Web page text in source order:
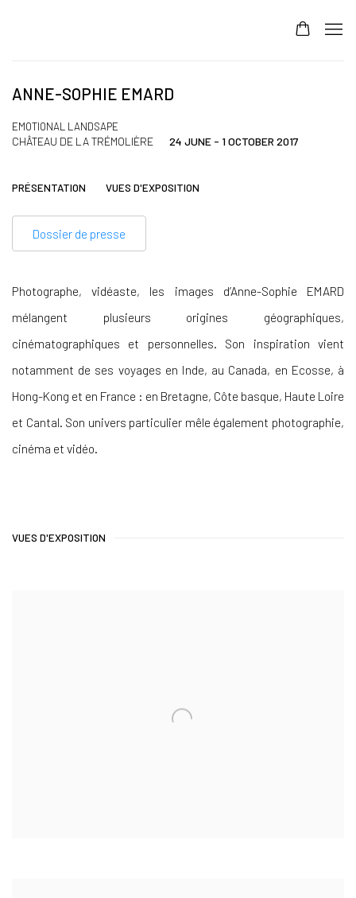
ANNE-SOPHIE EMARD
EMOTIONAL LANDSAPE
24 JUNE - 1 OCTOBER 2017
CHÂTEAU DE LA TRÉMOLIÈRE
PRÉSENTATION VUES D'EXPOSITION
Dossier de presse
Photographe, vidéaste, les images d’Anne-Sophie EMARD
mélangent plusieurs origines géographiques,
cinématographiques et personnelles. Son inspiration vient
notamment de ses voyages en Inde, au Canada, en Ecosse, à
Hong-Kong et en France : en Bretagne, Côte basque, Haute Loire
et Cantal. Son univers particulier mêle également photographie,
cinéma et vidéo.
VUES D'EXPOSITION